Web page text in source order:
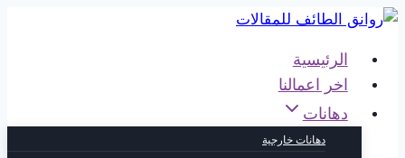
التجاوز
المحتوى الرئيسية
اخر اعمالنا
دهانات
دهانات خارجية